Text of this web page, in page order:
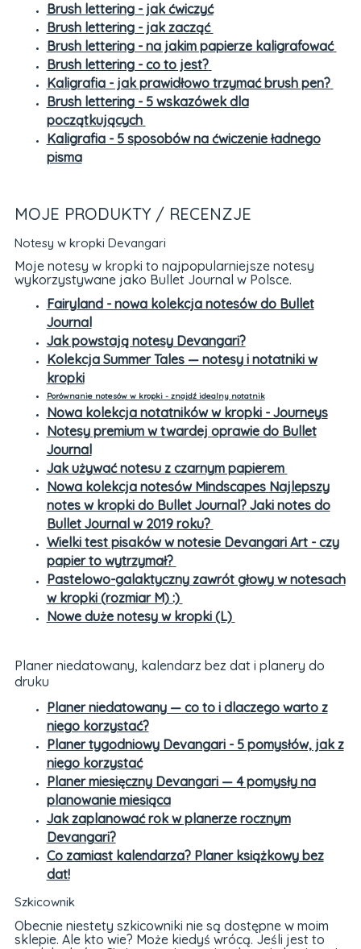
Brush lettering - jak ćwiczyć
Brush lettering - jak zacząć
Brush lettering - na jakim papierze kaligrafować
Brush lettering - co to jest?
Kaligrafia - jak prawidłowo trzymać brush pen?
Brush lettering - 5 wskazówek dla
początkujących
Kaligrafia - 5 sposobów na ćwiczenie ładnego
pisma
MOJE PRODUKTY / RECENZJE
Notesy w kropki Devangari
Moje notesy w kropki to najpopularniejsze notesy
wykorzystywane jako Bullet Journal w Polsce.
Fairyland - nowa kolekcja notesów do Bullet
Journal
Jak powstają notesy Devangari?
Kolekcja Summer Tales — notesy i notatniki w
kropki
Porównanie notesów w kropki - znajdź idealny notatnik
Nowa kolekcja notatników w kropki - Journeys
Notesy premium w twardej oprawie do Bullet
Journal
Jak używać notesu z czarnym papierem
Nowa kolekcja notesów Mindscapes Najlepszy
notes w kropki do Bullet Journal? Jaki notes do
Bullet Journal w 2019 roku?
Wielki test pisaków w notesie Devangari Art - czy
papier to wytrzymał?
Pastelowo-galaktyczny zawrót głowy w notesach
w kropki (rozmiar M) :)
Nowe duże notesy w kropki (L)
Planer niedatowany, kalendarz bez dat i planery do
druku
Planer niedatowany — co to i dlaczego warto z
niego korzystać?
Planer tygodniowy Devangari - 5 pomysłów, jak z
niego korzystać
Planer miesięczny Devangari — 4 pomysły na
planowanie miesiąca
Jak zaplanować rok w planerze rocznym
Devangari?
Co zamiast kalendarza? Planer książkowy bez
dat!
Szkicownik
Obecnie niestety szkicowniki nie są dostępne w moim
sklepie. Ale kto wie? Może kiedyś wrócą. Jeśli jest to